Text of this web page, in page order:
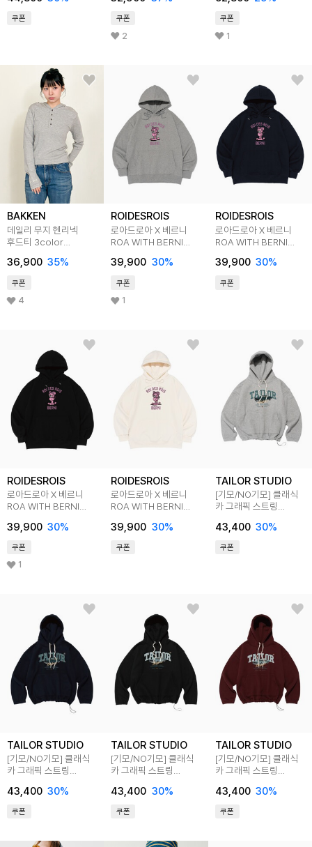
쿠폰 쿠폰
2
쿠폰
1
BAKKEN
데일리 무지 헨리넥
후드티 3color
36,900 35%
쿠폰
4
ROIDESROIS
로아드로아 X 베르니
ROA WITH BERNI
39,900 30%
쿠폰
1
ROIDESROIS
로아드로아 X 베르니
ROA WITH BERNI
39,900 30%
쿠폰
ROIDESROIS
로아드로아 X 베르니
ROA WITH BERNI
39,900 30%
쿠폰
1
ROIDESROIS
로아드로아 X 베르니
ROA WITH BERNI
39,900 30%
쿠폰
TAILOR STUDIO
[기모/NO기모] 클래식
카 그래픽 스트링
43,400 30%
쿠폰
TAILOR STUDIO
[기모/NO기모] 클래식
카 그래픽 스트링
43,400 30%
쿠폰
TAILOR STUDIO
[기모/NO기모] 클래식
카 그래픽 스트링
43,400 30%
쿠폰
TAILOR STUDIO
[기모/NO기모] 클래식
카 그래픽 스트링
43,400 30%
쿠폰